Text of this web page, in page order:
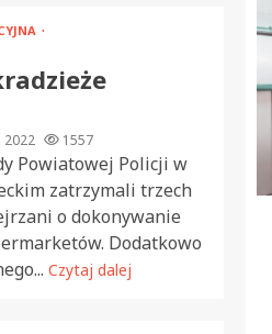
2022 1557
Powiatowej Policji w
zatrzymali trzech
o dokonywanie
Dodatkowo
Czytaj dalej